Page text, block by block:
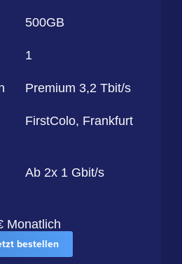
-
500GB
1
Premium 3,2 Tbit/s
FirstColo, Frankfurt
Ab 2x 1 Gbit/s
Monatlich
bestellen